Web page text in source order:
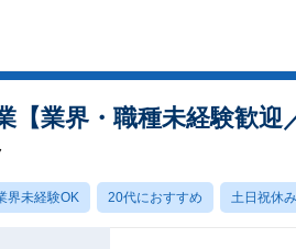
【業界・職種未経験歓迎
界未経験OK 20代におすすめ 土日祝休み